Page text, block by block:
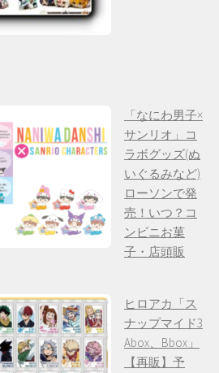
「なにわ男子×
サンリオ」コ
ラボグッズ(ぬ
いぐるみなど)
ローソンで発
売！いつ？コ
ンビニお菓
子・店頭販
ヒロアカ「ス
ナップマイド3
Abox、Bbox」
【再販】予